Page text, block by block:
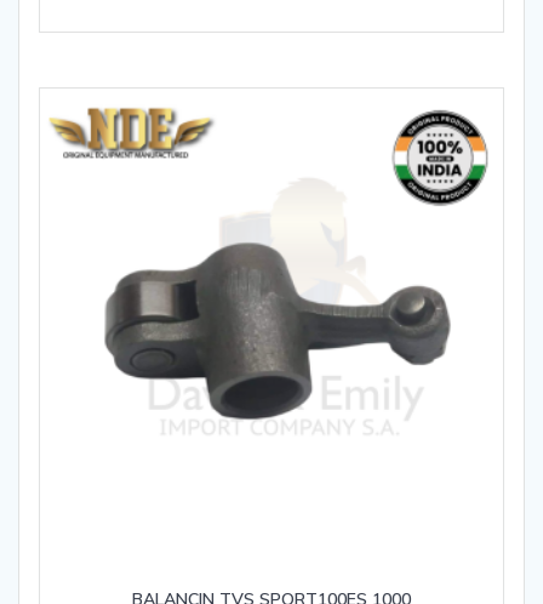
BALANCIN TVS SPORT100ES 1000